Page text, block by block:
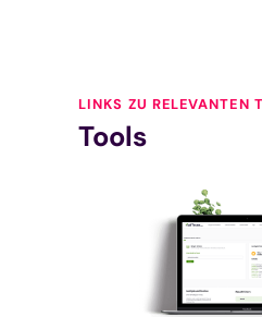
LINKS ZU RELEVANTEN
Tools